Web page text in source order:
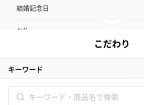
結婚記念日
お礼
出産内祝い
その他のシーン